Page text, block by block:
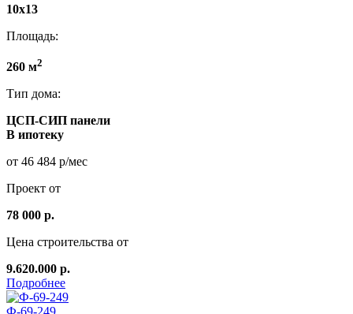
10x13
Площадь:
260 м2
Тип дома:
ЦСП-СИП панели
В ипотеку
от 46 484 р/мес
Проект от
78 000 р.
Цена строительства от
9.620.000 р.
Подробнее
Ф-69-249